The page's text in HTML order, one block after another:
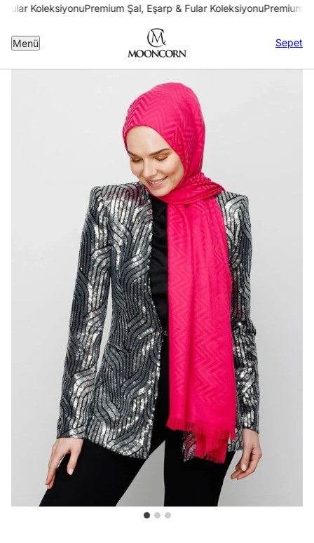
KoleksiyonuPremium Şal, Eşarp & Fular KoleksiyonuPremium
Menü Sepet